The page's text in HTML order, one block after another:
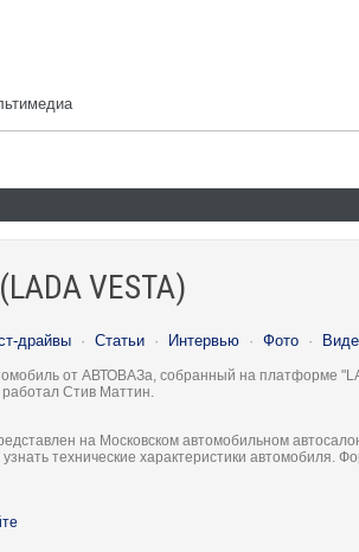
VESTA)
драйвы · Статьи · Интервью · Фото ·
от АВТОВАЗа, собранный на платформе
Стив Маттин.
на Московском автомобильном
узнать технические характеристики